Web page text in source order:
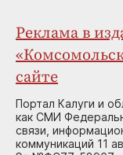
Реклама в
сайте
Портал Калуги и
как СМИ
связи,
коммуникаций 11